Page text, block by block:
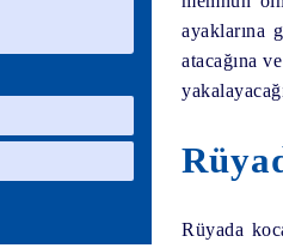
ayaklarına
atacağına
Rüyada